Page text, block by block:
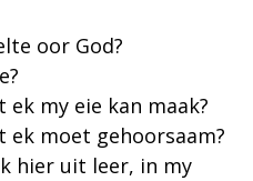
oor God?
ek my eie kan maak?
ek moet gehoorsaam?
hier uit leer, in my